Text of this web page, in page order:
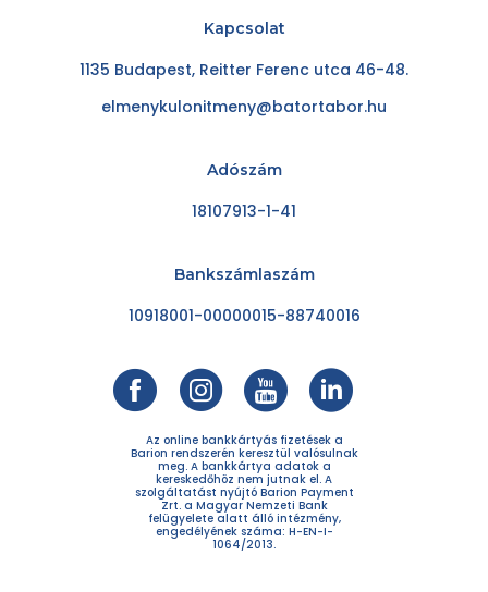
Kapcsolat
1135 Budapest, Reitter Ferenc utca 46-48.
elmenykulonitmeny@batortabor.hu
Adószám
18107913-1-41
Bankszámlaszám
10918001-00000015-88740016
Az online bankkártyás fizetések a
Barion rendszerén keresztül valósulnak
meg. A bankkártya adatok a
kereskedőhöz nem jutnak el. A
szolgáltatást nyújtó Barion Payment
Zrt. a Magyar Nemzeti Bank
felügyelete alatt álló intézmény,
engedélyének száma: H-EN-I-
1064/2013.